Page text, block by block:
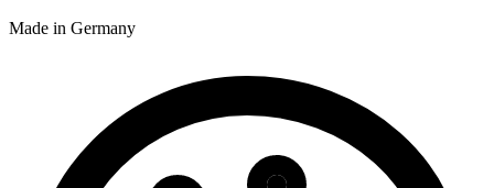
Made in Germany